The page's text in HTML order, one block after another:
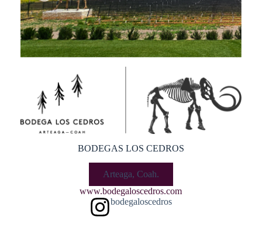
BODEGAS LOS CEDROS
Arteaga, Coah.
www.bodegaloscedros.com
bodegaloscedros